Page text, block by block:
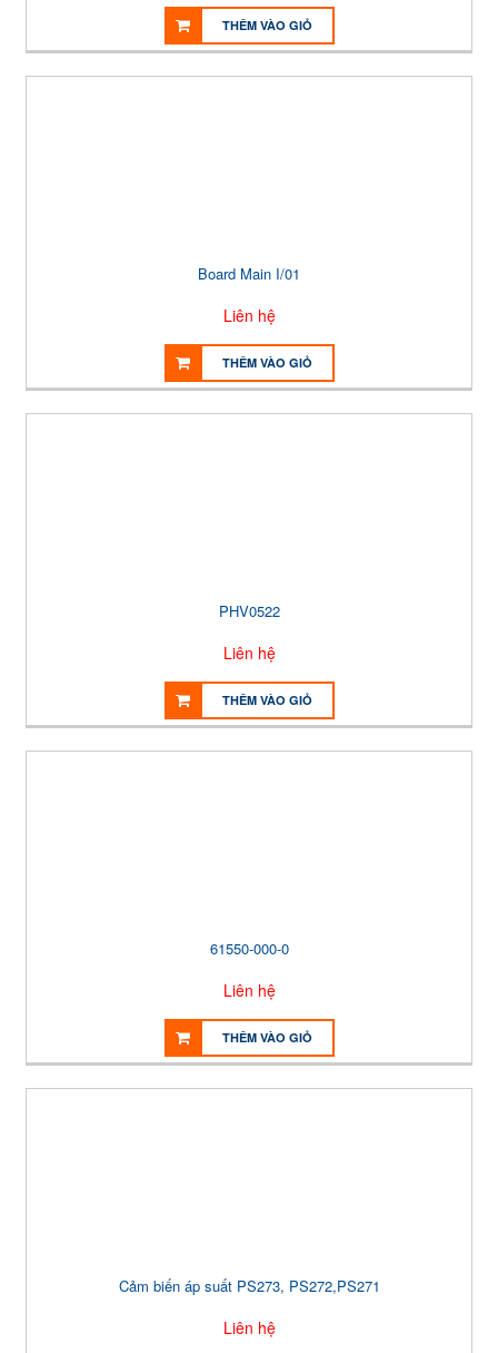
THÊM VÀO GIỎ
Board Main I/01
Liên hệ
THÊM VÀO GIỎ
PHV0522
Liên hệ
THÊM VÀO GIỎ
61550-000-0
Liên hệ
THÊM VÀO GIỎ
Cảm biến áp suất PS273, PS272,PS271
Liên hệ